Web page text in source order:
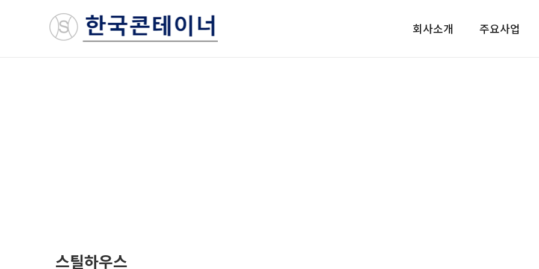
회사소개 주요사업
스틸하우스